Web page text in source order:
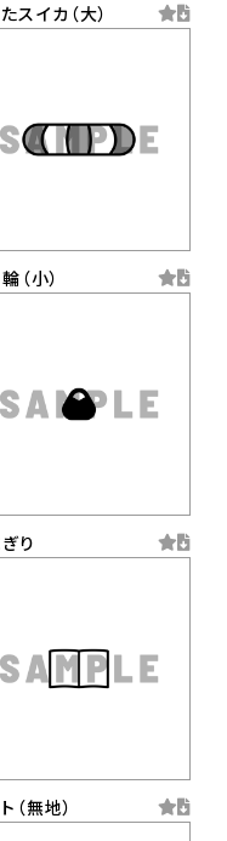
スイカ（大）
（小）
り
（無地）